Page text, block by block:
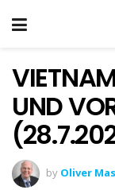
UND
by Oliver